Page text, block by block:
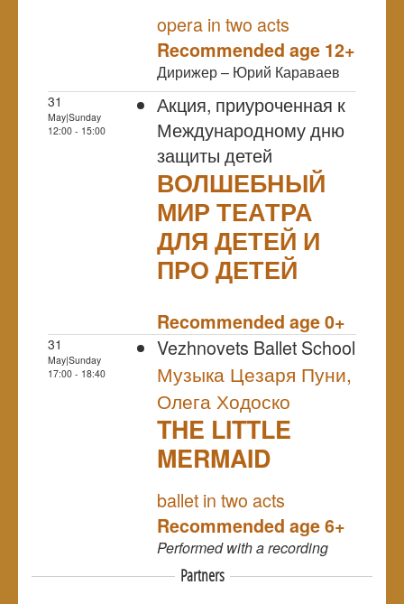
opera in two acts
Recommended age 12+
Дирижер – Юрий Караваев
31
May|Sunday
12:00 - 15:00
Акция, приуроченная к
Международному дню
защиты детей
ВОЛШЕБНЫЙ
МИР ТЕАТРА
ДЛЯ ДЕТЕЙ И
ПРО ДЕТЕЙ
Recommended age 0+
31
May|Sunday
17:00 - 18:40
Vezhnovets Ballet School
Музыка Цезаря Пуни,
Олега Ходоско
THE LITTLE
MERMAID
ballet in two acts
Recommended age 6+
Performedwith a recording
Partners